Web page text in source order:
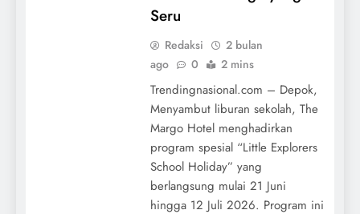
Seru
Redaksi
2 bulan
ago
0 2 mins
Trendingnasional.com – Depok,
Menyambut liburan sekolah, The
Margo Hotel menghadirkan
program spesial “Little Explorers
School Holiday” yang
berlangsung mulai 21 Juni
hingga 12 Juli 2026. Program ini